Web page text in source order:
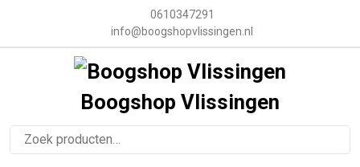
0610347291
info@boogshopvlissingen.nl
Boogshop Vlissingen